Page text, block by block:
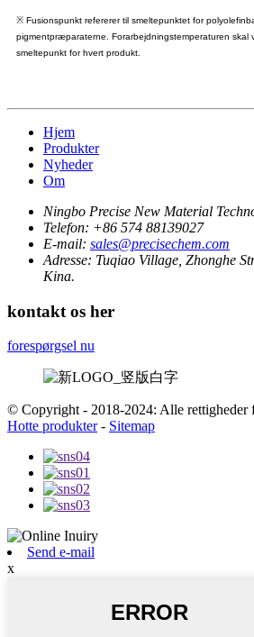
※ Fusionspunkt refererer til smeltepunktet for
pigmentpræparaterne. Forarbejdningstemperaturen
smeltepunkt for hvert produkt.
Hjem
Produkter
Nyheder
Om
Ningbo Precise New Material
Telefon: +86 574 88139027
E-mail: sales@precisechem.com
Adresse: Tuqiao Village, Zhonghe
Kina.
kontakt os her
forespørgsel nu
© Copyright - 2018-2024: Alle rettigheder
Hotte produkter- Sitemap
Send e-mail
x